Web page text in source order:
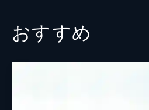
おすすめ